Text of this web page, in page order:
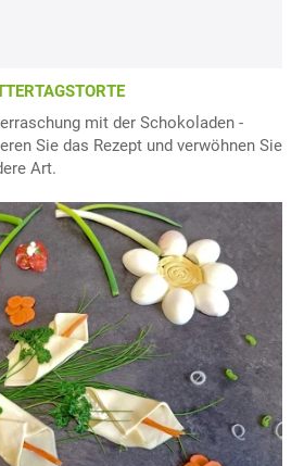
mit der Schokoladen -
Sie das Rezept und verwöhnen Sie
Art.